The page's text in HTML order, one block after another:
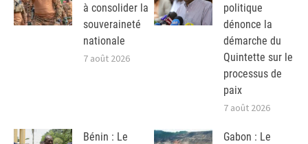
à consolider la
souveraineté
nationale
7 août 2026
politique
dénonce la
démarche du
Quintette sur le
processus de
paix
7 août 2026
Bénin : Le
Gabon : Le